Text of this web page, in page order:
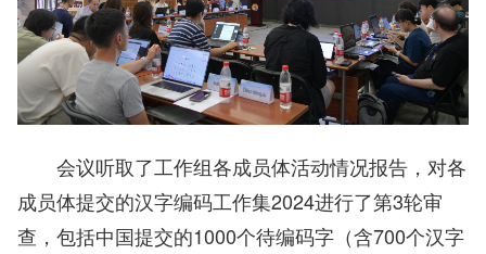
会议听取了工作组各成员体活动情况报告，对各
成员体提交的汉字编码工作集2024进行了第3轮审
查，包括中国提交的1000个待编码字（含700个汉字